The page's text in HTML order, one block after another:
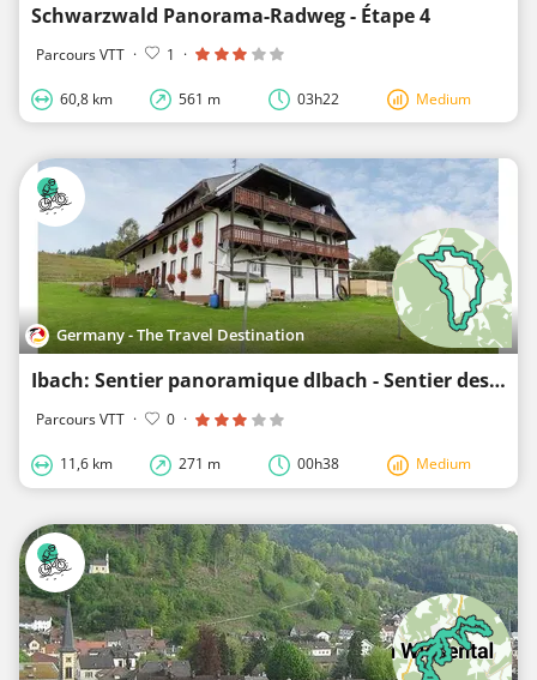
Schwarzwald Panorama-Radweg - Étape 4
Parcours VTT · 1 ·
60,8 km 561 m 03h22 Medium
Germany - The Travel Destination
Ibach: Sentier panoramique dIbach - Sentier des gourmets
Parcours VTT · 0 ·
11,6 km 271 m 00h38 Medium